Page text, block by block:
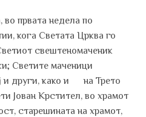
првата недела по
кога Светата Црква го
свештеномаченик
Светите маченици
и други, како и на Трето
Јован Крстител, во храмот
старешината на храмот,